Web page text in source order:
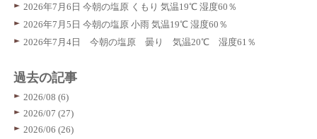
2026年7月6日 今朝の塩原 くもり 気温19℃ 湿度60％
2026年7月5日 今朝の塩原 小雨 気温19℃ 湿度60％
2026年7月4日 今朝の塩原 曇り 気温20℃ 湿度61％
過去の記事
2026/08 (6)
2026/07 (27)
2026/06 (26)